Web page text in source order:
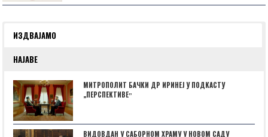
ИЗДВАЈАМО
НАЈАВЕ
МИТРОПОЛИТ БАЧКИ ДР ИРИНЕЈ У ПОДКАСТУ
„ПЕРСПЕКТИВЕˮ
ВИДОВДАН У САБОРНОМ ХРАМУ У НОВОМ САДУ